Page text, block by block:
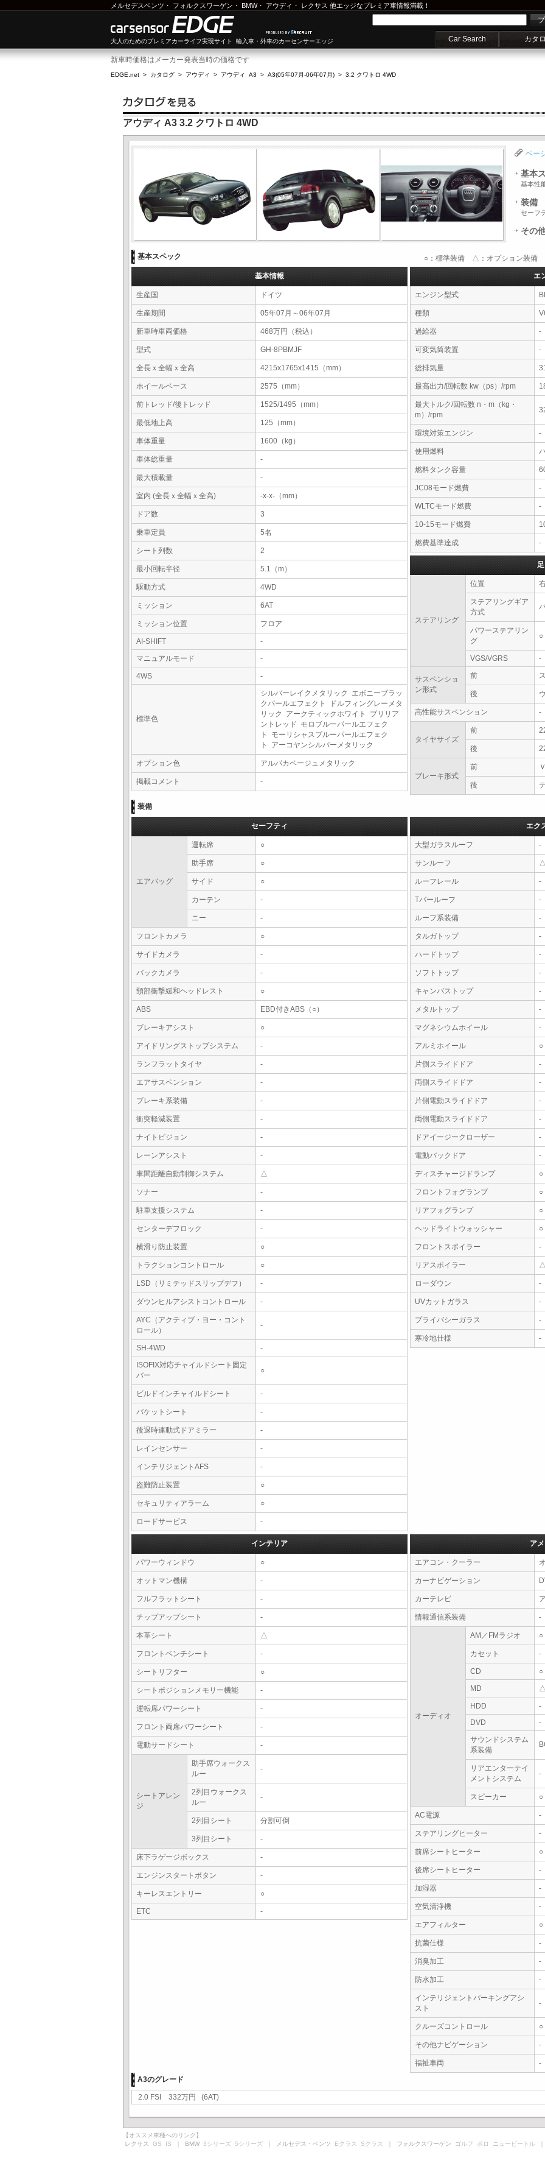
メルセデスベンツ ・ フォルクスワーゲン ・ BMW・ アウディ ・ レクサス 他エッジなプレミア車情報満載！
大人のためのプレミアカーライフ実現サイト 輸入車・外車のカーセンサーエッジ Car Search カタ
新車時価格はメーカー発表当時の価格です
EDGE.net > カタログ > アウディ > アウディ A3 > A3(05年07月-06年07月) > 3.2 クワトロ 4WD
アウディ A3 3.2 クワトロ 4WD
ペー
基本
基本性
装備
セーフ
その
基本スペック ○：標準装備 △：オプション装備 -
基本情報
生産国 ドイツ
生産期間 05年07月～06年07月
新車時車両価格 468万円（税込）
型式 GH-8PBMJF
全長ｘ全幅ｘ全高 4215x1765x1415（mm）
ホイールベース 2575（mm）
前トレッド/後トレッド 1525/1495（mm）
最低地上高 125（mm）
車体重量 1600（kg）
車体総重量 -
最大積載量 -
室内 (全長ｘ全幅ｘ全高) -x-x-（mm）
ドア数 3
乗車定員 5名
シート列数 2
最小回転半径 5.1（m）
駆動方式 4WD
ミッション 6AT
ミッション位置 フロア
AI-SHIFT
-
マニュアルモード
-
4WS -
標準色
シルバーレイクメタリック エボニーブラッ
クパールエフェクト ドルフィングレーメタ
リック アークティックホワイト ブリリア
ントレッド モロブルーパールエフェク
ト モーリシャスブルーパールエフェク
ト アーコヤンシルバーメタリック
オプション色 アルパカベージュメタリック
掲載コメント -
エ
エンジン型式
種類
過給器 -
可変気筒装置 -
総排気量
最高出力/回転数 kw（ps）/rpm
最大トルク/回転数 n・m（kg・
m）/rpm
環境対策エンジン -
使用燃料
燃料タンク容量
JC08モード燃費 -
WLTCモード燃費 -
10-15モード燃費
燃費基準達成 -
ステアリング
位置
ステアリングギア
方式
パワーステアリン
グ
○
VGS/VGRS -
サスペンショ
ン形式
前
後
高性能サスペンション -
タイヤサイズ
前
後
ブレーキ形式
前
後
装備
セーフティ
エアバッグ
運転席 ○
助手席 ○
サイド ○
カーテン -
ニー -
フロントカメラ ○
サイドカメラ -
バックカメラ -
頸部衝撃緩和ヘッドレスト ○
ABS EBD付きABS（○）
ブレーキアシスト ○
アイドリングストップシステム -
ランフラットタイヤ -
エアサスペンション -
ブレーキ系装備 -
衝突軽減装置 -
ナイトビジョン -
レーンアシスト -
車間距離自動制御システム △
ソナー -
駐車支援システム -
センターデフロック -
横滑り防止装置 ○
トラクションコントロール ○
LSD（リミテッドスリップデフ） -
ダウンヒルアシストコントロール -
AYC（アクティブ・ヨー・コント
ロール）
-
SH-4WD
-
ISOFIX対応チャイルドシート固定
バー
○
ビルドインチャイルドシート -
バケットシート -
後退時連動式ドアミラー -
レインセンサー -
インテリジェントAFS -
盗難防止装置 ○
セキュリティアラーム ○
ロードサービス -
エク
大型ガラスルーフ -
サンルーフ
ルーフレール -
Tバールーフ -
ルーフ系装備 -
タルガトップ -
ハードトップ -
ソフトトップ -
キャンバストップ -
メタルトップ -
マグネシウムホイール -
アルミホイール ○
片側スライドドア -
両側スライドドア -
片側電動スライドドア -
両側電動スライドドア -
ドアイージークローザー -
電動バックドア -
ディスチャージドランプ ○
フロントフォグランプ ○
リアフォグランプ ○
ヘッドライトウォッシャー ○
フロントスポイラー -
リアスポイラー
ローダウン -
UVカットガラス -
プライバシーガラス -
寒冷地仕様 -
インテリア
パワーウィンドウ ○
オットマン機構 -
フルフラットシート -
チップアップシート -
本革シート △
フロントベンチシート -
シートリフター ○
シートポジションメモリー機能 -
運転席パワーシート -
フロント両席パワーシート -
電動サードシート -
シートアレン
ジ
助手席ウォークス
ルー
-
2列目ウォークス
ルー
-
2列目シート 分割可倒
3列目シート -
床下ラゲージボックス -
エンジンスタートボタン -
キーレスエントリー ○
ETC -
ア
エアコン・クーラー
カーナビゲーション
カーテレビ
情報通信系装備 -
オーディオ
AM／FMラジオ ○
カセット -
CD
○
MD
HDD
-
DVD
-
サウンドシステム
系装備
リアエンターテイ
メントシステム
-
スピーカー ○
AC電源 -
ステアリングヒーター -
前席シートヒーター ○
後席シートヒーター -
加湿器 -
空気清浄機 -
エアフィルター ○
抗菌仕様 -
消臭加工 -
防水加工 -
インテリジェントパーキングアシ
スト
-
クルーズコントロール ○
その他ナビゲーション -
福祉車両
-
A3のグレード
2.0 FSI 332万円 (6AT)
【オススメ車種へのリンク】
レクサス GS IS ｜ BMW 3シリーズ 5シリーズ ｜ メルセデス・ベンツ Eクラス Sクラス ｜ フォルクスワーゲン ゴルフ ポロ ニュービートル